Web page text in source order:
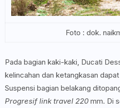
Foto : dok.
Pada bagian kaki-kaki, Ducati
kelincahan dan ketangkasan
Suspensi bagian belakang
Progresif link travel 220 mm. Di